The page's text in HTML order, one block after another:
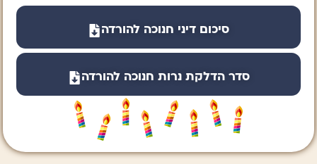
סיכום דיני חנוכה להורדה
סדר הדלקת נרות חנוכה להורדה